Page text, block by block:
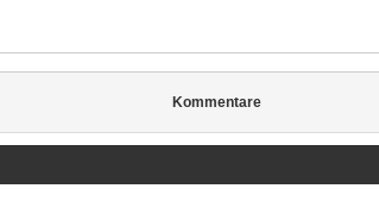
Kommentare